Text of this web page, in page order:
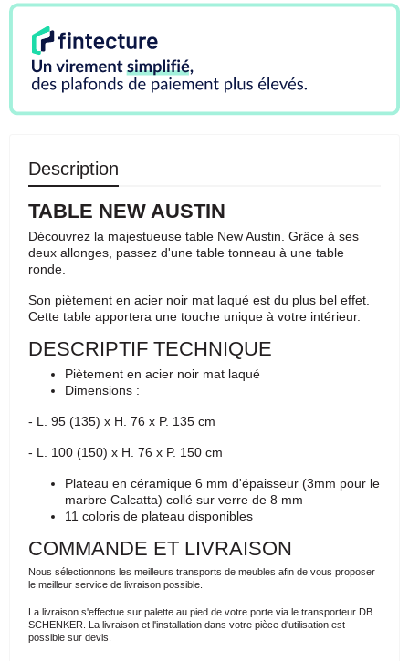
Description
TABLE NEW AUSTIN
Découvrez la majestueuse table New Austin. Grâce à ses
deux allonges, passez d'une table tonneau à une table
ronde.
Son piètement en acier noir mat laqué est du plus bel effet.
Cette table apportera une touche unique à votre intérieur.
DESCRIPTIF TECHNIQUE
Piètement en acier noir mat laqué
Dimensions :
- L. 95 (135) x H. 76 x P. 135 cm
- L. 100 (150) x H. 76 x P. 150 cm
Plateau en céramique 6 mm d'épaisseur (3mm pour le
marbre Calcatta) collé sur verre de 8 mm
11 coloris de plateau disponibles
COMMANDE ET LIVRAISON
Nous sélectionnons les meilleurs transports de meubles afin de vous proposer
le meilleur service de livraison possible.
La livraison s'effectue sur palette au pied de votre porte via le transporteur DB
SCHENKER. La livraison et l'installation dans votre pièce d'utilisation est
possible sur devis.